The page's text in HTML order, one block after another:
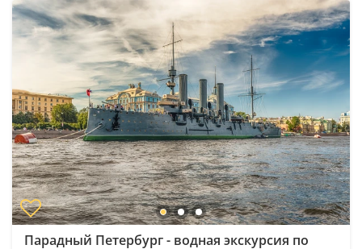
Парадный Петербург - водная экскурсия по